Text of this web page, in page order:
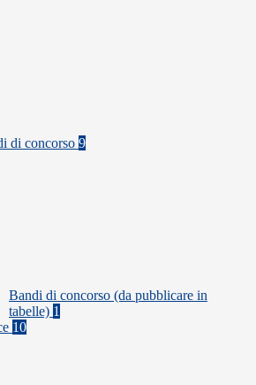
di concorso 9
Bandi di concorso (da pubblicare in
tabelle) 1
10